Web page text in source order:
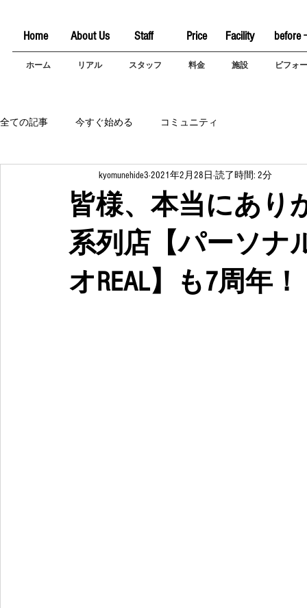
Home About Us Staff Price Facility before
ホーム リアル スタッフ 料金 施設 ビフォ
全ての記事 今すぐ始める コミュニティ
皆様、本当にあり
系列店【パーソナ
オREAL】も7周年！
kyomunehide3 2021年2月28日 読了時間: 2分